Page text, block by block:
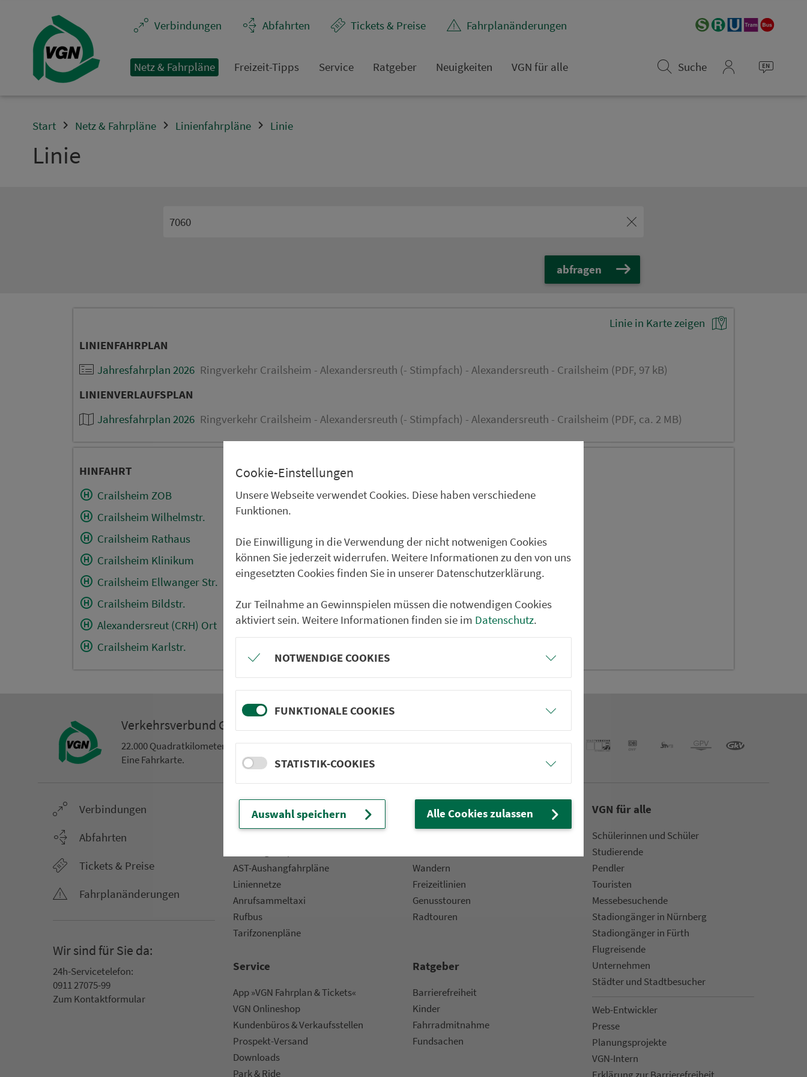
Ver­bin­dungen
Abfahrten Tickets & Preise Fahr­plan­ände­rungen
Netz & Fahrpläne Frei­zeit-Tipps Service Rat­ge­ber Neuigkeiten VGN für alle
Suche
Start Netz & Fahrpläne Linienfahrpläne Linie
Linie
abfragen
Linie in Karte zeigen
LINIENFAHRPLAN
Jahresfahrplan 2026 Ringverkehr Crailsheim - Alexandersreuth (- Stimpfach) - Alexandersreuth - Crailsheim (PDF, 97 kB)
LINIENVERLAUFSPLAN
Jahresfahrplan 2026 Ringverkehr Crailsheim - Alexandersreuth (- Stimpfach) - Alexandersreuth - Crailsheim (PDF, ca. 2 MB)
HINFAHRT
Crailsheim ZOB
Crailsheim Wilhelmstr.
Crailsheim Rathaus
Crailsheim Klinikum
Crailsheim Ellwanger Str.
Crailsheim Bildstr.
Alexandersreut (CRH) Ort
Crailsheim Karlstr.
Ver­kehrs­ver­bund Groß­raum Nürn­berg
22.000 Qua­drat­ki­lo­me­ter. 130 Ver­kehrs­un­ter­neh­men. 1.100 Linien.
Eine Fahr­kar­te.
Ver­bin­dungen
Abfahrten
Tickets & Preise
Fahr­plan­ände­rungen
Wir sind für Sie da:
24h-Ser­vice­te­le­fon:
0911 27075-99
Zum Kon­taktformular
Netz & Fahrpläne
AST-Aus­hang­fahr­plä­ne
Li­ni­en­netze
An­ruf­sam­mel­taxi
Rufbus
Ta­rif­zo­nen­plä­ne
Frei­zeit-Tipps
Wandern
Frei­zeit­li­ni­en
Genusstouren
Radtouren
Service
App »VGN Fahrplan & Tickets«
VGN On­line­shop
Kun­den­bü­ros & Ver­kaufs­stel­len
Prospekt-Versand
Downloads
Park & Ride
Rat­ge­ber
Bar­ri­e­re­frei­heit
Kinder
Fahr­rad­mit­nah­me
Fund­sachen
VGN für alle
Schülerinnen und Schüler
Stu­die­rende
Pendler
Touristen
Mes­se­be­suchende
Sta­di­on­gän­ger in Nürn­berg
Sta­di­on­gän­ger in Fürth
Flug­rei­sen­de
Un­ter­neh­men
Städter und Stadt­be­su­cher
Web-Entwickler
Presse
Pla­nungs­pro­jekte
VGN-Intern
Cookie-Einstellungen
Unsere Webseite verwendet Cookies. Diese haben verschiedene
Funktionen.
Die Einwilligung in die Verwendung der nicht notwenigen Cookies
können Sie jederzeit widerrufen. Weitere Informationen zu den von uns
eingesetzten Cookies finden Sie in unserer Datenschutzerklärung.
Zur Teilnahme an Gewinnspielen müssen die notwendigen Cookies
aktiviert sein. Weitere Informationen finden sie im Datenschutz.
NOTWENDIGE COOKIES
FUNKTIONALE COOKIES
STATISTIK-COOKIES
Auswahl speichern Alle Cookies zulassen